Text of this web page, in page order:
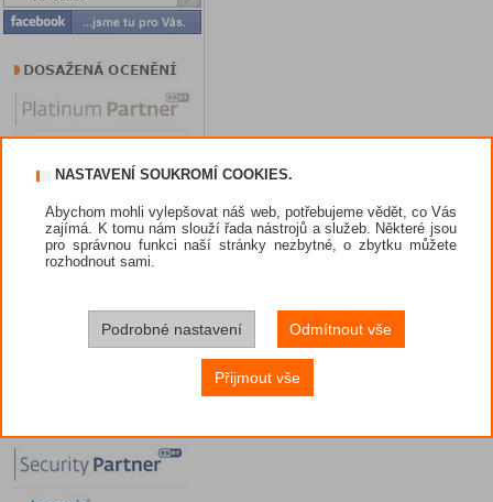
NASTAVENÍ SOUKROMÍ COOKIES.
Abychom mohli vylepšovat náš web, potřebujeme vědět, co Vás
zajímá. K tomu nám slouží řada nástrojů a služeb. Některé jsou
pro správnou funkci naší stránky nezbytné, o zbytku můžete
rozhodnout sami.
Podrobné nastavení Odmítnout vše
Přijmout vše